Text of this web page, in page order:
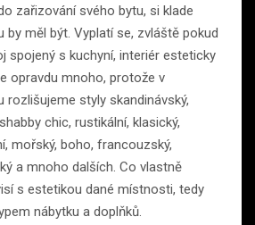
zařizování svého bytu, si klade
by měl být. Vyplatí se, zvláště pokud
spojený s kuchyní, interiér esteticky
opravdu mnoho, protože v
rozlišujeme styly skandinávský,
chic, rustikální, klasický,
mořský, boho, francouzský,
a mnoho dalších. Co vlastně
s estetikou dané místnosti, tedy
nábytku a doplňků.